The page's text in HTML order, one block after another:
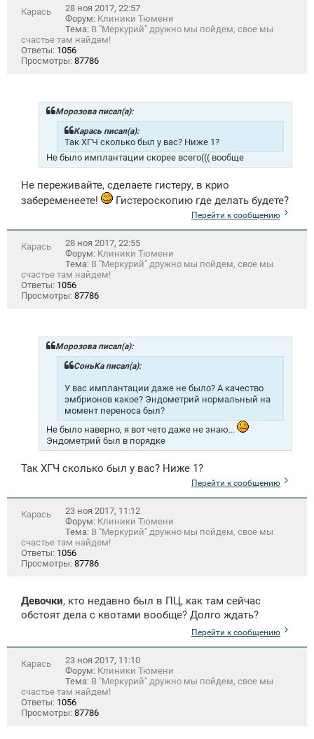
Карась
28 ноя 2017, 22:57
Форум: Клиники Тюмени
Тема: В "Меркурий" дружно мы пойдем, свое мы
счастье там найдем!
Ответы: 1056
Просмотры: 87786
Морозова писал(а):
Карась писал(а):
Так ХГЧ сколько был у вас? Ниже 1?
Не было имплантации скорее всего((( вообще
Не переживайте, сделаете гистеру, в крио
забеременеете!
Гистероскопию где делать будете?
Перейти к сообщению
Карась
28 ноя 2017, 22:55
Форум: Клиники Тюмени
Тема: В "Меркурий" дружно мы пойдем, свое мы
счастье там найдем!
Ответы: 1056
Просмотры: 87786
Морозова писал(а):
СоньKa писал(а):
У вас имплантации даже не было? А качество
эмбрионов какое? Эндометрий нормальный на
момент переноса был?
Не было наверно, я вот чето даже не знаю...
Эндометрий был в порядке
Так ХГЧ сколько был у вас? Ниже 1?
Перейти к сообщению
Карась
23 ноя 2017, 11:12
Форум: Клиники Тюмени
Тема: В "Меркурий" дружно мы пойдем, свое мы
счастье там найдем!
Ответы: 1056
Просмотры: 87786
Девочки, кто недавно был в ПЦ, как там сейчас
обстоят дела с квотами вообще? Долго ждать?
Перейти к сообщению
Карась
23 ноя 2017, 11:10
Форум: Клиники Тюмени
Тема: В "Меркурий" дружно мы пойдем, свое мы
счастье там найдем!
Ответы: 1056
Просмотры: 87786